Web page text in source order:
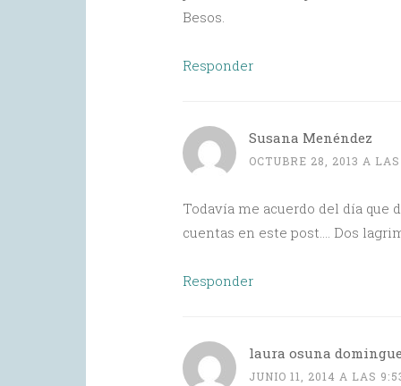
Besos.
Responder
Susana Menéndez
OCTUBRE 28, 2013 A
Todavía me acuerdo del día que
cuentas en este post…. Dos
Responder
laura osuna
JUNIO 11, 2014 A LAS